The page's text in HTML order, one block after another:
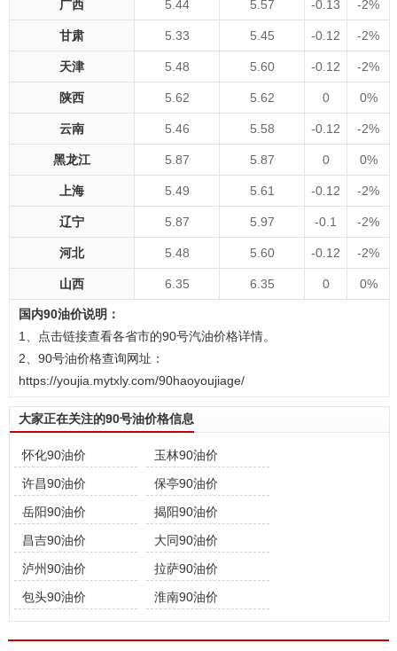
广西 5.44 5.57 -0.13 -2%
甘肃 5.33 5.45 -0.12 -2%
天津 5.48 5.60 -0.12 -2%
陕西 5.62 5.62 0 0%
云南 5.46 5.58 -0.12 -2%
黑龙江 5.87 5.87 0 0%
上海 5.49 5.61 -0.12 -2%
辽宁 5.87 5.97 -0.1 -2%
河北 5.48 5.60 -0.12 -2%
山西 6.35 6.35 0 0%
国内90油价说明：
1、点击链接查看各省市的90号汽油价格详情。
2、90号油价格查询网址：
https://youjia.mytxly.com/90haoyoujiage/
大家正在关注的90号油价格信息
怀化90油价
玉林90油价
许昌90油价
保亭90油价
岳阳90油价
揭阳90油价
昌吉90油价
大同90油价
泸州90油价
拉萨90油价
包头90油价
淮南90油价